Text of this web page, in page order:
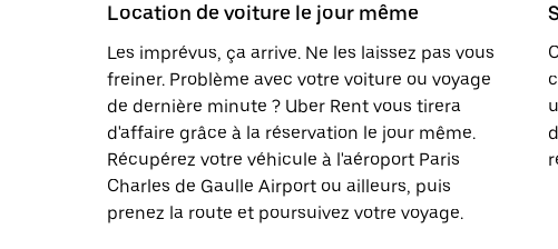
Location de voiture le jour même
Les imprévus, ça arrive. Ne les laissez pas vous
freiner. Problème avec votre voiture ou voyage
de dernière minute ? Uber Rent vous tirera
d'affaire grâce à la réservation le jour même.
Récupérez votre véhicule à l'aéroport Paris
Charles de Gaulle Airport ou ailleurs, puis
prenez la route et poursuivez votre voyage.